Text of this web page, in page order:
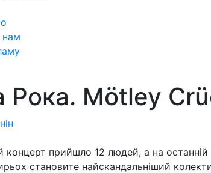
нам
Рока. Mötley
прийшло 12 людей, а на останній
становите найскандальніший